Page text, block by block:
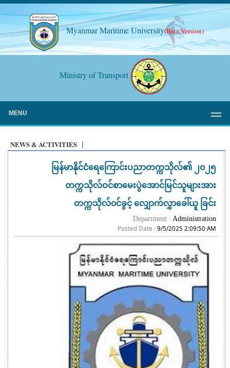
Myanmar Maritime University(Beta Version)
Ministry of Transport
MENU
NEWS & ACTIVITIES |
မြန်မာနိုင်ငံရေကြောင်းပညာတက္ကသိုလ်၏ ၂၀၂၅
တက္ကသိုလ်ဝင်စာမေးပွဲအောင်မြင်သူများအား
တက္ကသိုလ်၀င်ခွင့် လျှောက်လွှာခေါ်ယူ ခြင်း
Department : Administration
Posted Date :9/5/2025 2:09:50 AM